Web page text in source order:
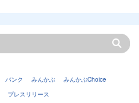
バンク みんかぶ
みんかぶChoice
プレスリリース